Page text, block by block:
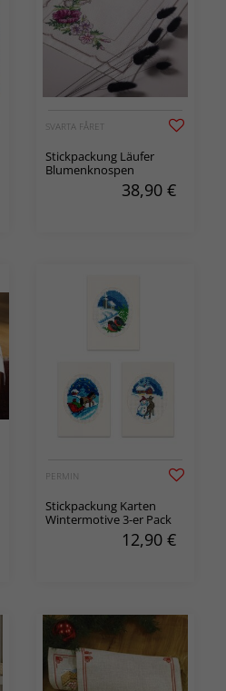
SVARTA FÅRET
Stickpackung Läufer
Blumenknospen
38,90 €
PERMIN
Stickpackung Karten
Wintermotive 3-er Pack
12,90 €